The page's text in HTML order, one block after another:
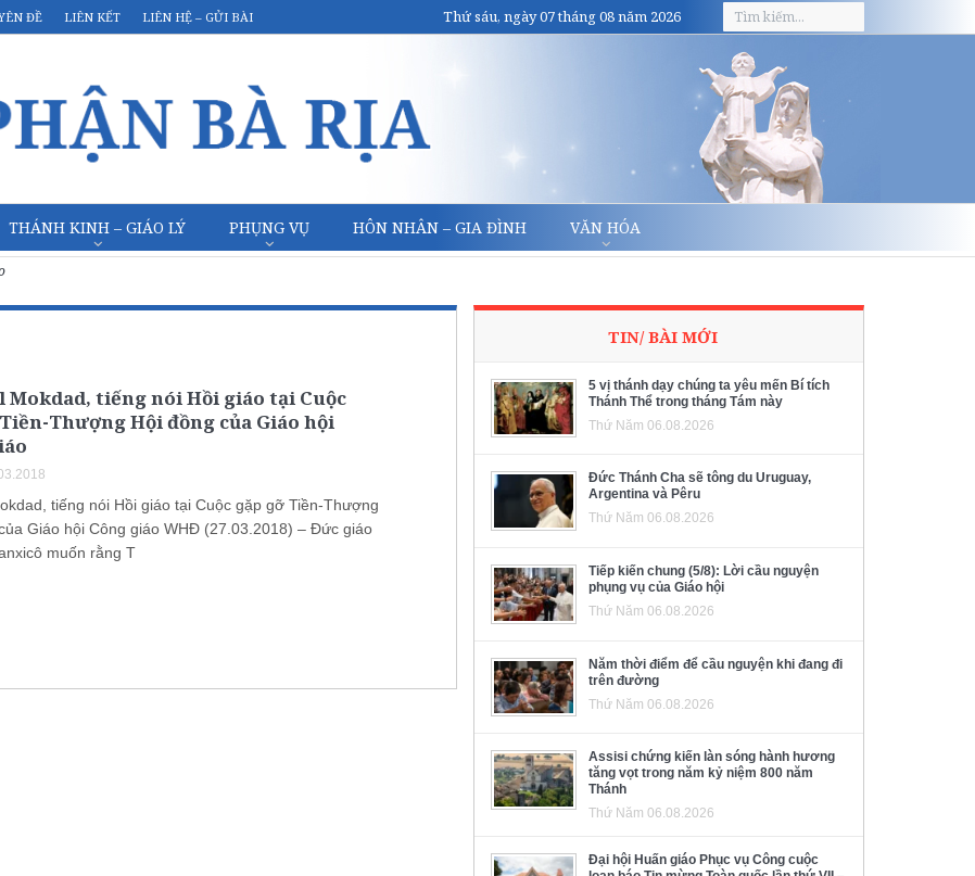
ĐỀ LIÊN KẾT LIÊN HỆ – GỬI BÀI Thứ sáu, ngày 07 tháng 08 năm 2026
THÁNH KINH – GIÁO LÝ PHỤNG VỤ HÔN NHÂN – GIA ĐÌNH VĂN HÓA
Mokdad, tiếng nói Hồi giáo tại Cuộc
Thượng Hội đồng của Giáo hội
tiếng nói Hồi giáo tại Cuộc gặp gỡ Tiền-Thượng
Giáo hội Công giáo WHĐ (27.03.2018) – Đức giáo
muốn rằng T
TIN/ BÀI MỚI
5 vị thánh dạy chúng ta yêu mến Bí tích
Thánh Thể trong tháng Tám này
Thứ Năm 06.08.2026
Đức Thánh Cha sẽ tông du Uruguay,
Argentina và Pêru
Thứ Năm 06.08.2026
Tiếp kiến chung (5/8): Lời cầu nguyện
phụng vụ của Giáo hội
Thứ Năm 06.08.2026
Năm thời điểm để cầu nguyện khi đang đi
trên đường
Thứ Năm 06.08.2026
Assisi chứng kiến làn sóng hành hương
tăng vọt trong năm kỷ niệm 800 năm
Thánh
Thứ Năm 06.08.2026
Đại hội Huấn giáo Phục vụ Công cuộc